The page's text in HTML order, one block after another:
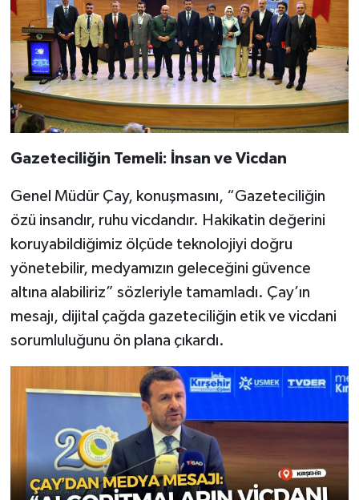
Gazeteciliğin Temeli: İnsan ve Vicdan
Genel Müdür Çay, konuşmasını, “Gazeteciliğin
özü insandır, ruhu vicdandır. Hakikatin değerini
koruyabildiğimiz ölçüde teknolojiyi doğru
yönetebilir, medyamızın geleceğini güvence
altına alabiliriz” sözleriyle tamamladı. Çay’ın
mesajı, dijital çağda gazeteciliğin etik ve vicdani
sorumluluğunu ön plana çıkardı.